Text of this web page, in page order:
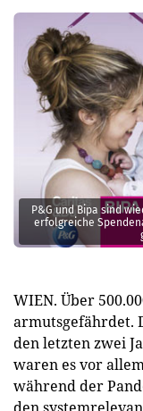
P&G und Bipa sind
erfolgreiche
WIEN. Über
armutsgefährdet.
den letzten zwei
waren es vor
während der